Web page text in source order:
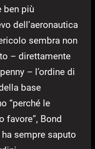
ben più
dell’aeronautica
sembra non
– direttamente
– l’ordine di
base
“perché le
favore”, Bond
sempre saputo